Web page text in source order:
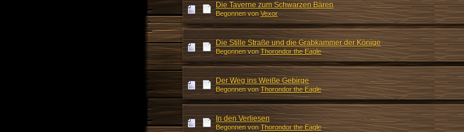
Die Taverne zum Schwarzen Bären
Begonnen von Vexor
Die Stille Straße und die Grabkammer der Könige
Begonnen von Thorondor the Eagle
Der Weg ins Weiße Gebirge
Begonnen von Thorondor the Eagle
In den Verliesen
Begonnen von Thorondor the Eagle